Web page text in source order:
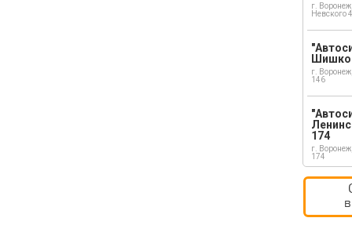
г.
Невского
г.
146
174
г.
174